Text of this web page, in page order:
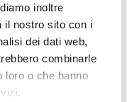
inoltre
il nostro sito con i
dei dati web,
combinarle
loro o che hanno